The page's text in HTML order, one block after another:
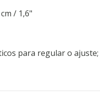
/ 1,6"
para regular o